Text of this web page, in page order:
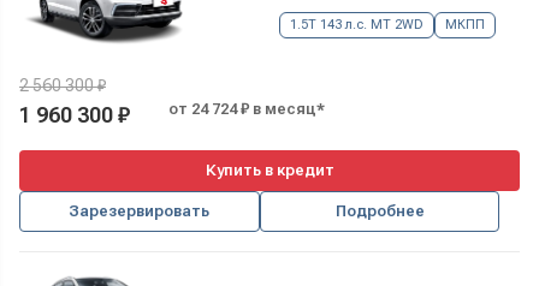
1.5T 143 л.с. MT 2WD МКПП
2 560 300 ₽
1 960 300 ₽ от 24 724 ₽ в месяц*
Купить в кредит
Зарезервировать Подробнее